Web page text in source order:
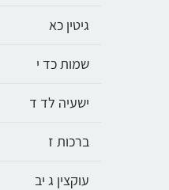
גיטין כא
שמות כד י
ישעיה לד ד
ברכות ז
עוקצין ג יב